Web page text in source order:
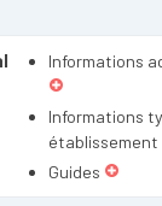
Informations
Informations
établissement
Guides